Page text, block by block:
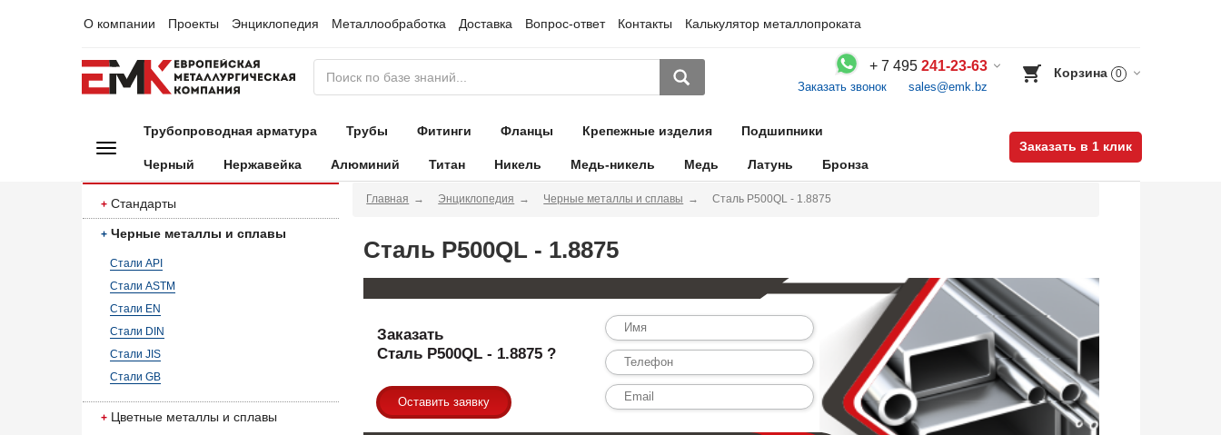
О компании Проекты Энциклопедия Металлообработка Доставка Вопрос-ответ Контакты Калькулятор металлопроката
+ 7 495 241-23-63
Заказать звонок sales@emk.bz
Корзина 0
Трубопроводная арматура Трубы Фитинги Фланцы Крепежные изделия Подшипники
Черный Нержавейка Алюминий Титан Никель Медь-никель Медь Латунь Бронза
Заказать в 1 клик
Стандарты
Черные металлы и сплавы
Стали API
Стали ASTM
Стали EN
Стали DIN
Стали JIS
Стали GB
Цветные металлы и сплавы
Главная Энциклопедия Черные металлы и сплавы Сталь P500QL - 1.8875
Сталь P500QL - 1.8875
Заказать
Сталь P500QL - 1.8875 ?
Оставить заявку